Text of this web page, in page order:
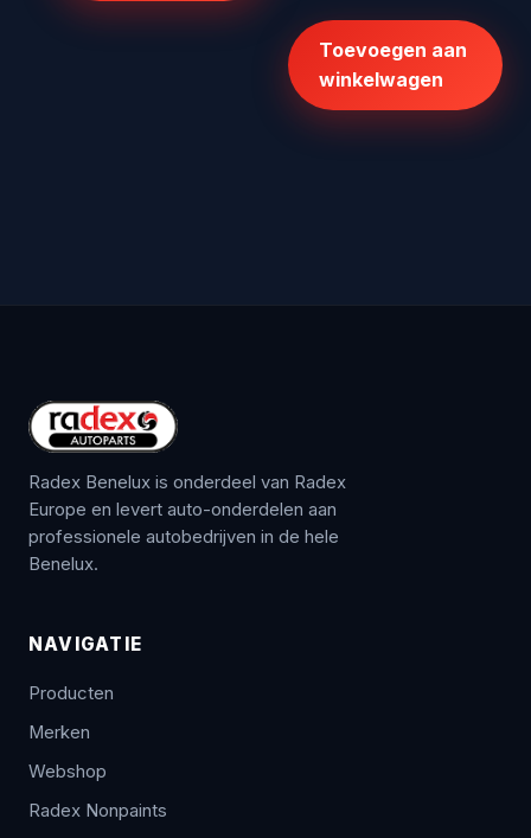
€110,68.€88,54.
Toevoegen aan
winkelwagen
Radex Benelux is onderdeel van Radex
Europe en levert auto-onderdelen aan
professionele autobedrijven in de hele
Benelux.
NAVIGATIE
Producten
Merken
Webshop
Radex Nonpaints